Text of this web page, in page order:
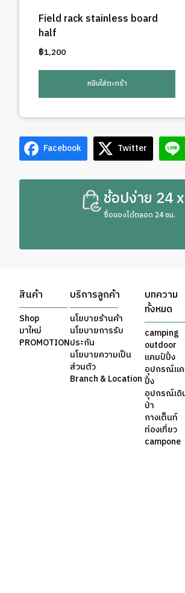
Field rack stainless board
half
฿1,200
หยิบใส่ตะกร้า
Facebook Twitter
ช้อปง่าย 24
ซื้อของได้ตลอด 24 ชม.
สินค้า
Shop
มาใหม่
PROMOTION
บริการลูกค้า
นโยบายร้านค้า
นโยบายการรับ
ประกัน
นโยบายความเป็น
ส่วนตัว
Branch & Location
บทความ
ทั้งหมด
camping
outdoor
แคมป์ปิ้ง
อุปกรณ์แ
ปิ้ง
อุปกรณ์เดิ
ป่า
กางเต็นท์
ท่องเที่ยว
campone